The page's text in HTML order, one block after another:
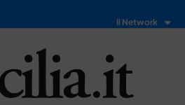
Il Network